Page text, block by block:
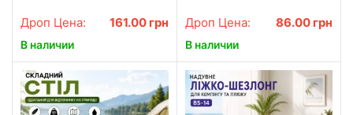
Гавайский гамак для отдыха
Дроп Цена: 161.00 грн
В наличии
Дроп Цена: 86.00 грн
В наличии